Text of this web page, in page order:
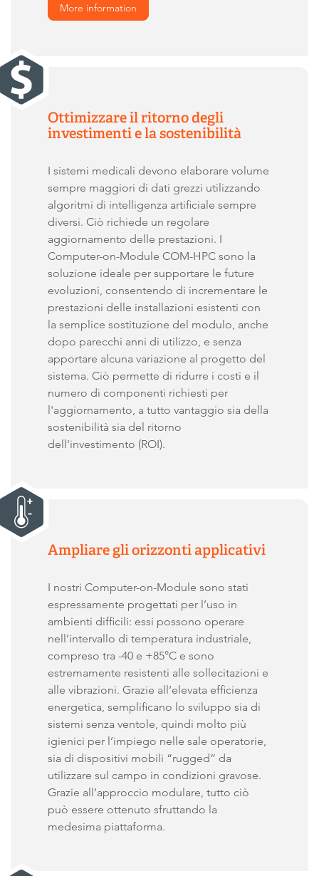
More information
Ottimizzare il ritorno degli
investimenti e la sostenibilità
I sistemi medicali devono elaborare volume
sempre maggiori di dati grezzi utilizzando
algoritmi di intelligenza artificiale sempre
diversi. Ciò richiede un regolare
aggiornamento delle prestazioni. I
Computer-on-Module COM-HPC sono la
soluzione ideale per supportare le future
evoluzioni, consentendo di incrementare le
prestazioni delle installazioni esistenti con
la semplice sostituzione del modulo, anche
dopo parecchi anni di utilizzo, e senza
apportare alcuna variazione al progetto del
sistema. Ciò permette di ridurre i costi e il
numero di componenti richiesti per
l'aggiornamento, a tutto vantaggio sia della
sostenibilità sia del ritorno
dell'investimento (ROI).
Ampliare gli orizzonti applicativi
I nostri Computer-on-Module sono stati
espressamente progettati per l’uso in
ambienti difficili: essi possono operare
nell’intervallo di temperatura industriale,
compreso tra -40 e +85°C e sono
estremamente resistenti alle sollecitazioni e
alle vibrazioni. Grazie all’elevata efficienza
energetica, semplificano lo sviluppo sia di
sistemi senza ventole, quindi molto più
igienici per l’impiego nelle sale operatorie,
sia di dispositivi mobili “rugged” da
utilizzare sul campo in condizioni gravose.
Grazie all’approccio modulare, tutto ciò
può essere ottenuto sfruttando la
medesima piattaforma.